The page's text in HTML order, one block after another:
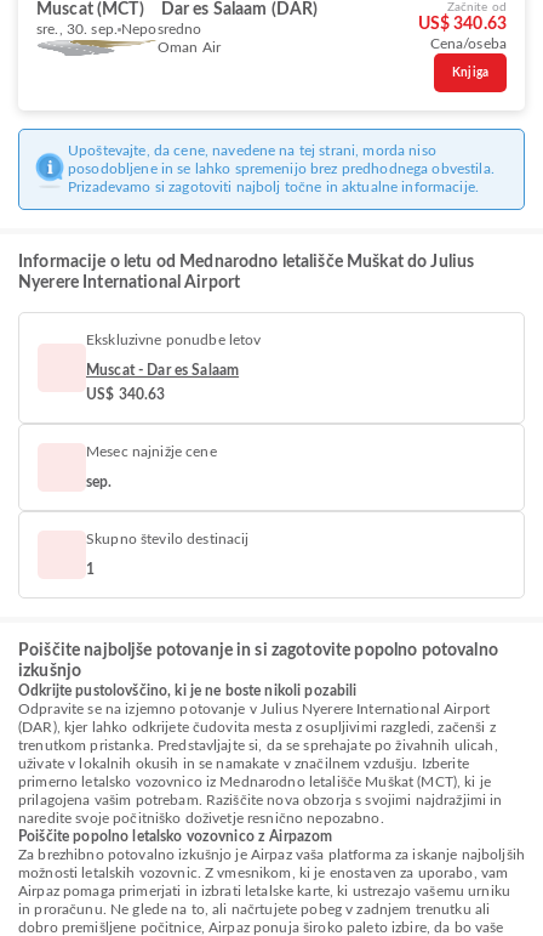
Muscat (MCT) Dar es Salaam (DAR)
sre., 30. sep. Neposredno
Oman Air
Začnite od
US$ 340.63
Cena/oseba
Knjiga
Upoštevajte, da cene, navedene na tej strani, morda niso
posodobljene in se lahko spremenijo brez predhodnega obvestila.
Prizadevamo si zagotoviti najbolj točne in aktualne informacije.
Informacije o letu od Mednarodno letališče Muškat do Julius
Nyerere International Airport
Ekskluzivne ponudbe letov
Muscat - Dar es Salaam
US$ 340.63
Mesec najnižje cene
sep.
Skupno število destinacij
1
Poiščite najboljše potovanje in si zagotovite popolno potovalno
izkušnjo
Odkrijte pustolovščino, ki je ne boste nikoli pozabili
Odpravite se na izjemno potovanje v Julius Nyerere International Airport
(DAR), kjer lahko odkrijete čudovita mesta z osupljivimi razgledi, začenši z
trenutkom pristanka. Predstavljajte si, da se sprehajate po živahnih ulicah,
uživate v lokalnih okusih in se namakate v značilnem vzdušju. Izberite
primerno letalsko vozovnico iz Mednarodno letališče Muškat (MCT), ki je
prilagojena vašim potrebam. Raziščite nova obzorja s svojimi najdražjimi in
naredite svoje počitniško doživetje resnično nepozabno.
Poiščite popolno letalsko vozovnico z Airpazom
Za brezhibno potovalno izkušnjo je Airpaz vaša platforma za iskanje najboljših
možnosti letalskih vozovnic. Z vmesnikom, ki je enostaven za uporabo, vam
Airpaz pomaga primerjati in izbrati letalske karte, ki ustrezajo vašemu urniku
in proračunu. Ne glede na to, ali načrtujete pobeg v zadnjem trenutku ali
dobro premišljene počitnice, Airpaz ponuja široko paleto izbire, da bo vaše